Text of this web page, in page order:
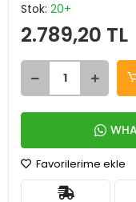
Stok: 20+
2.789,20 TL
Favorilerime ekle